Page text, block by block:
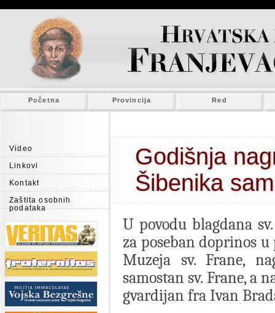
Početna Provincija Red
Video
Linkovi
Kontakt
Zaštita osobnih
podataka
Godišnja
Šibenika
U povodu blagdana
za poseban doprinos
Muzeja sv. Frane,
samostan sv. Frane, a
gvardijan fra Ivan